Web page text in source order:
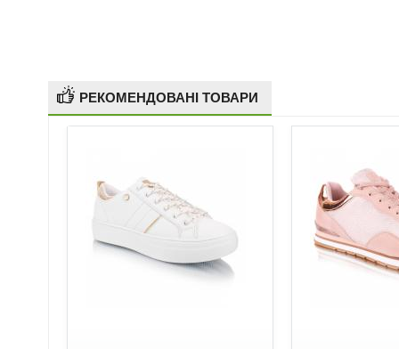
РЕКОМЕНДОВАНІ ТОВАРИ